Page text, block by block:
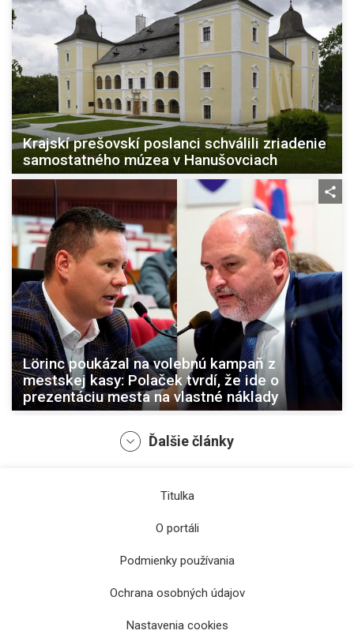
Krajskí prešovskí poslanci schválili zriadenie
samostatného múzea v Hanušovciach
Lörinc poukázal na volebnú kampaň z
mestskej kasy: Polaček tvrdí, že ide o
prezentáciu mesta na vlastné náklady
O kúpu prešovského klubu nemá nikto
záujem, mesto sa posnaží spoločnosť
Ďalšie články
Titulka
O portáli
Podmienky používania
Ochrana osobných údajov
Nastavenia cookies